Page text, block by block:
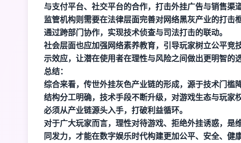
与支付平台、社交平台的合作，打击外挂广告与销售渠道
监管机构则需要在法律层面完善对网络黑灰产业的打击
通过跨部门协作，实现技术侦查与司法打击的联动。
社会层面也应加强网络素养教育，引导玩家树立公平
示效应，让潜在使用者在理性与风险之间做出更明智的选
总结：
综合来看，传世外挂灰色产业链的形成，源于技术门
结构分工明确，技术手段不断升级，对游戏生态与玩家
必须从产业链源头入手，打破利益循环。
对于广大玩家而言，理性对待游戏、拒绝外挂诱惑，
同发力，才能在数字娱乐时代构建更加公平、安全、